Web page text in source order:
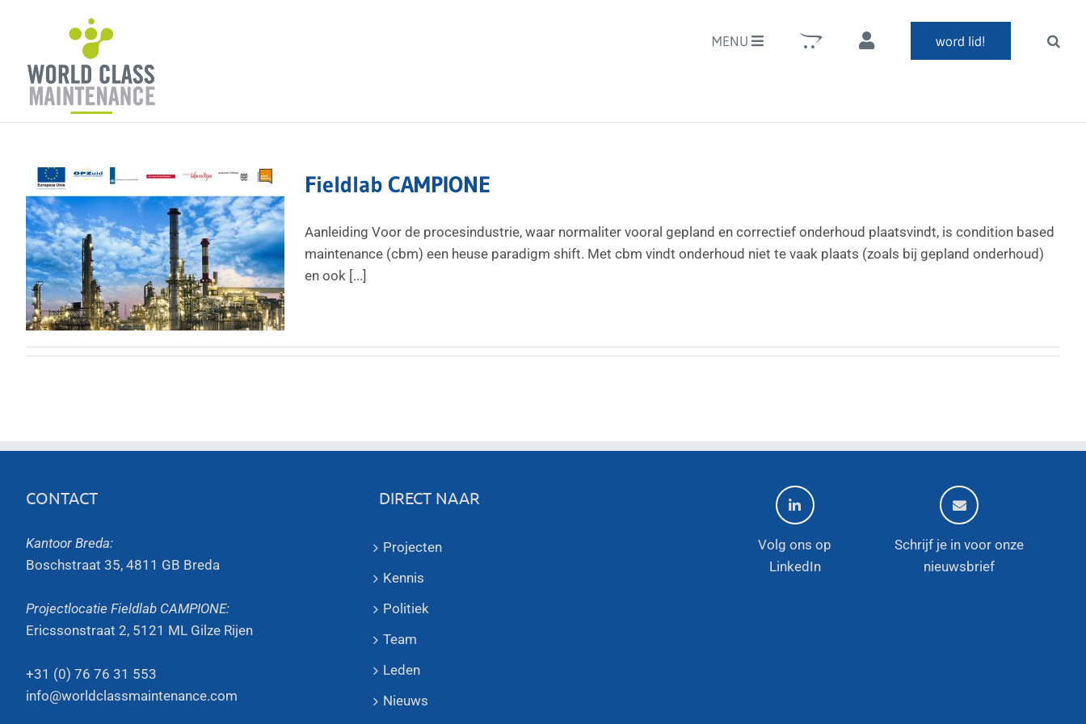
MENU word lid!
Fieldlab CAMPIONE
Aanleiding Voor de procesindustrie, waar normaliter vooral gepland en correctief onderhoud plaatsvindt, is condition based
maintenance (cbm) een heuse paradigm shift. Met cbm vindt onderhoud niet te vaak plaats (zoals bij gepland onderhoud)
en ook [...]
CONTACT
Kantoor Breda:
Boschstraat 35, 4811 GB Breda
Projectlocatie Fieldlab CAMPIONE:
Ericssonstraat 2, 5121 ML Gilze Rijen
+31 (0) 76 76 31 553
info@worldclassmaintenance.com
DIRECT NAAR
Projecten
Kennis
Politiek
Team
Leden
Nieuws
Volg ons op
LinkedIn
Schrijf je in voor onze
nieuwsbrief